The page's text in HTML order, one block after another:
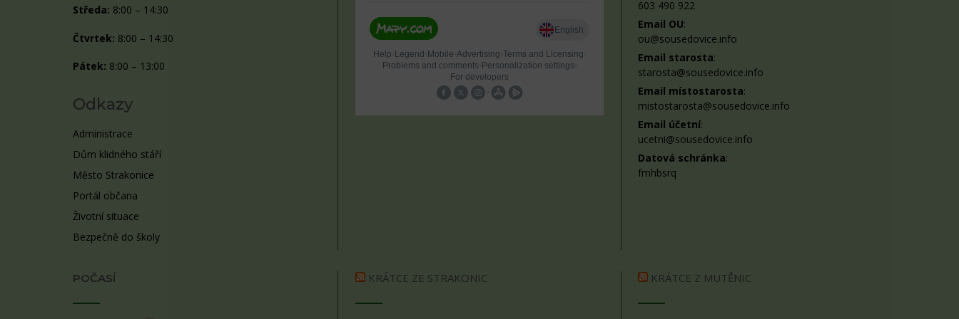
Středa: 8:00 – 14:30
Čtvrtek: 8:00 – 14:30
Pátek: 8:00 – 13:00
Odkazy
Administrace
Dům klidného stáří
Město Strakonice
Portál občana
Životní situace
Bezpečně do školy
603 490 922
Email OU:
ou@sousedovice.info
Email starosta:
starosta@sousedovice.info
Email místostarosta:
mistostarosta@sousedovice.info
Email účetní:
ucetni@sousedovice.info
Datová schránka:
fmhbsrq
POČASÍ KRÁTCE ZE STRAKONIC KRÁTCE Z MUTĚNIC